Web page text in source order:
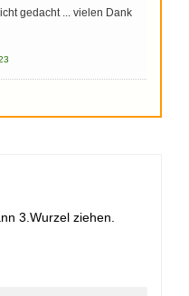
gedacht ... vielen Dank
3.Wurzel ziehen.